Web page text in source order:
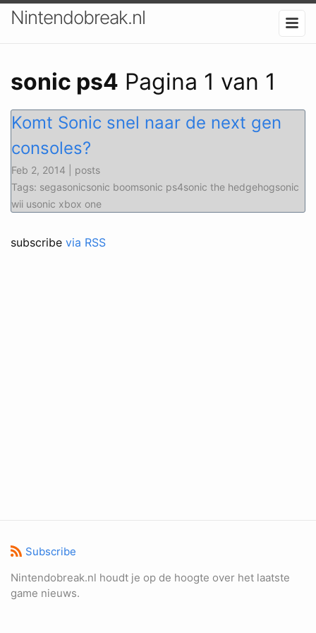
Nintendobreak.nl
sonic ps4 Pagina 1 van 1
Komt Sonic snel naar de next gen
consoles?
Feb 2, 2014 | posts
Tags: segasonicsonic boomsonic ps4sonic the hedgehogsonic
wii usonic xbox one
subscribe via RSS
Subscribe
Nintendobreak.nl houdt je op de hoogte over het laatste
game nieuws.